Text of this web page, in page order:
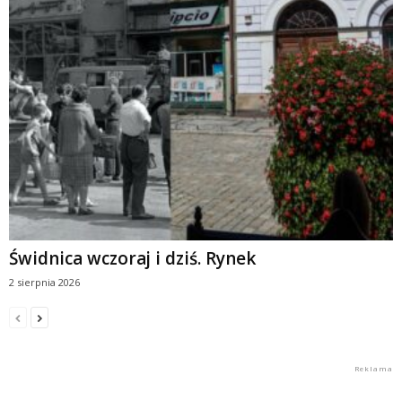
Świdnica wczoraj i dziś. Rynek
2 sierpnia 2026